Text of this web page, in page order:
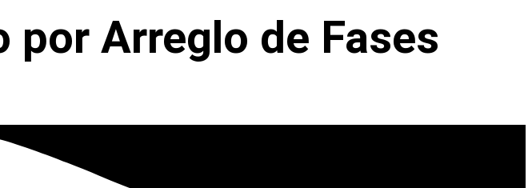
Arreglo de Fases